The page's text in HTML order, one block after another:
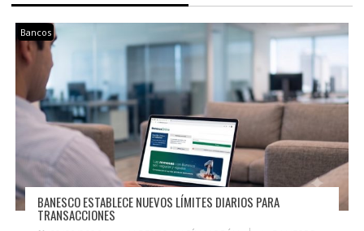
Bancos
BANESCO ESTABLECE NUEVOS LÍMITES DIARIOS PARA
TRANSACCIONES